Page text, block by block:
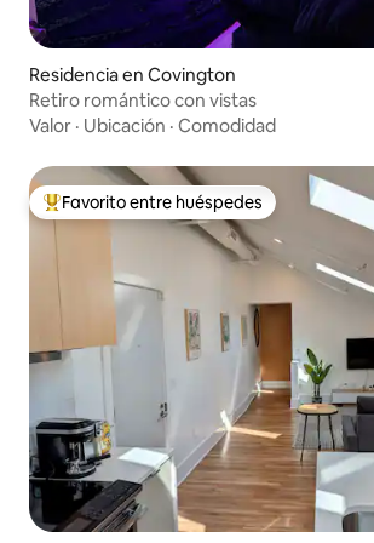
Residencia en Covington
Retiro romántico con vistas
Valor · Ubicación · Comodidad
De los mejores en Favorito entre huéspedes
Favorito entre huéspedes